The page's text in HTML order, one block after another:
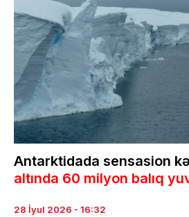
Antarktidada sensasion
altında 60 milyon balıq
28 İyul 2026 - 16:32